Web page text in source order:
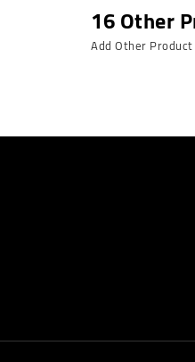
16 Other
Add Other